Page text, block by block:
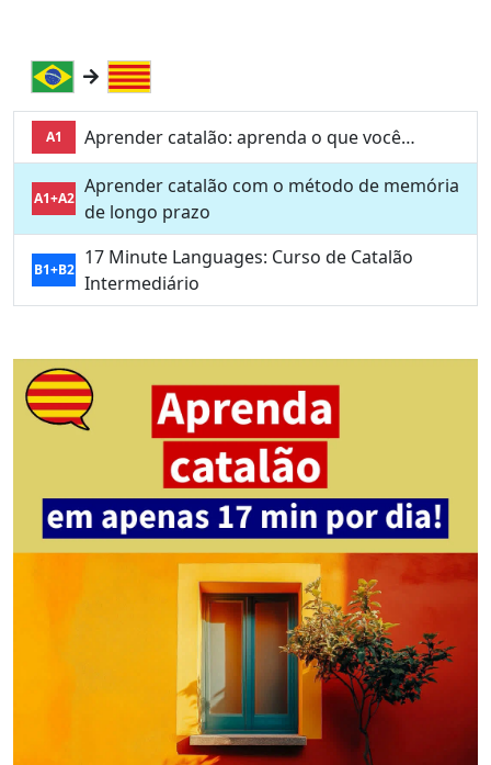
A1 Aprender catalão: aprenda o que você…
A1+A2
Aprender catalão com o método de memória
de longo prazo
B1+B2
17 Minute Languages: Curso de Catalão
Intermediário